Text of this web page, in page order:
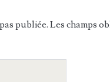
publiée. Les champs